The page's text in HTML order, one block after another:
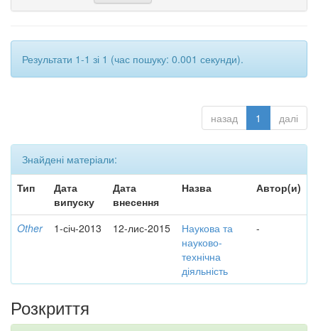
Результати 1-1 зі 1 (час пошуку: 0.001 секунди).
назад 1 далі
Знайдені матеріали:
Тип
Дата
випуску
Дата
внесення
Назва Автор(и)
Other 1-січ-2013 12-лис-2015
Наукова та
науково-
технічна
діяльність
-
Розкриття